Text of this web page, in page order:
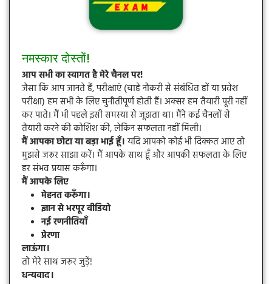
नमस्कार दोस्तों!
आप सभी का स्वागत है मेरे चैनल पर!
जैसा कि आप जानते हैं, परीक्षाएं (चाहे नौकरी से संबंधित हों या प्रवेश
परीक्षा) हम सभी के लिए चुनौतीपूर्ण होती हैं। अक्सर हम तैयारी पूरी नहीं
कर पाते। मैं भी पहले इसी समस्या से जूझता था। मैंने कई चैनलों से
तैयारी करने की कोशिश की, लेकिन सफलता नहीं मिली।
मैं आपका छोटा या बड़ा भाई हूँ।यदि आपको कोई भी दिक्कत आए तो
मुझसे जरूर साझा करें। मैं आपके साथ हूँ और आपकी सफलता के लिए
हर संभव प्रयास करूँगा।
मैं आपके लिए
मेहनत करूँगा।
ज्ञान से भरपूर वीडियो
नई रणनीतियाँ
प्रेरणा
लाऊंगा।
तो मेरे साथ जरूर जुड़ें!
धन्यवाद।